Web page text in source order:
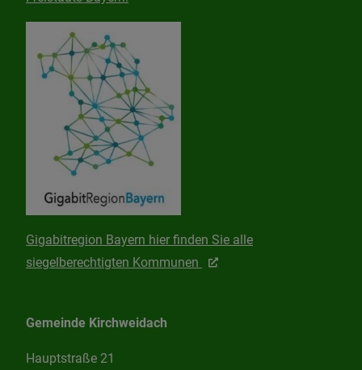
Gigabitregion Bayern hier finden Sie alle
siegelberechtigten Kommunen
Gemeinde Kirchweidach
Hauptstraße 21